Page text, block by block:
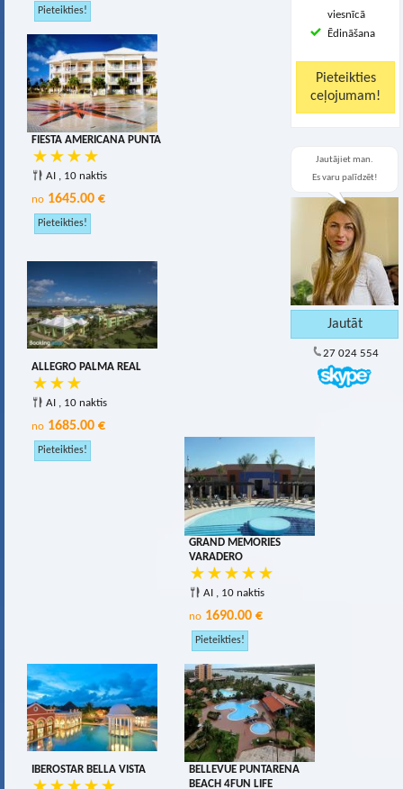
viesnīcā
Ēdināšana
Jautājiet man.
Es varu palīdzēt!
27 024 554
FIESTA AMERICANA PUNTA
AI , 10 naktis
no 1645.00 €
ALLEGRO PALMA REAL
AI , 10 naktis
no 1685.00 €
GRAND MEMORIES
VARADERO
AI , 10 naktis
no 1690.00 €
IBEROSTAR BELLA VISTA
BELLEVUE PUNTARENA
BEACH 4FUN LIFE